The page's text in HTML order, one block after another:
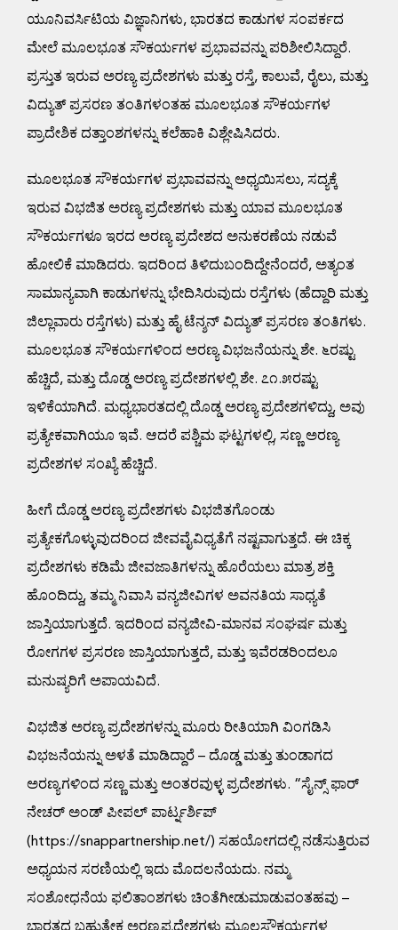
ಯೂನಿವರ್ಸಿಟಿಯ ವಿಜ್ಞಾನಿಗಳು, ಭಾರತದ ಕಾಡುಗಳ ಸಂಪರ್ಕದ
ಮೇಲೆ ಮೂಲಭೂತ ಸೌಕರ್ಯಗಳ ಪ್ರಭಾವವನ್ನು ಪರಿಶೀಲಿಸಿದ್ದಾರೆ.
ಪ್ರಸ್ತುತ ಇರುವ ಅರಣ್ಯ ಪ್ರದೇಶಗಳು ಮತ್ತು ರಸ್ತೆ, ಕಾಲುವೆ, ರೈಲು, ಮತ್ತು
ವಿದ್ಯುತ್ ಪ್ರಸರಣ ತಂತಿಗಳಂತಹ ಮೂಲಭೂತ ಸೌಕರ್ಯಗಳ
ಪ್ರಾದೇಶಿಕ ದತ್ತಾಂಶಗಳನ್ನು ಕಲೆಹಾಕಿ ವಿಶ್ಲೇಷಿಸಿದರು.
ಮೂಲಭೂತ ಸೌಕರ್ಯಗಳ ಪ್ರಭಾವವನ್ನು ಅಧ್ಯಯಿಸಲು, ಸದ್ಯಕ್ಕೆ
ಇರುವ ವಿಭಜಿತ ಅರಣ್ಯ ಪ್ರದೇಶಗಳು ಮತ್ತು ಯಾವ ಮೂಲಭೂತ
ಸೌಕರ್ಯಗಳೂ ಇರದ ಅರಣ್ಯ ಪ್ರದೇಶದ ಅನುಕರಣೆಯ ನಡುವೆ
ಹೋಲಿಕೆ ಮಾಡಿದರು. ಇದರಿಂದ ತಿಳಿದುಬಂದಿದ್ದೇನೆಂದರೆ, ಅತ್ಯಂತ
ಸಾಮಾನ್ಯವಾಗಿ ಕಾಡುಗಳನ್ನು ಭೇದಿಸಿರುವುದು ರಸ್ತೆಗಳು (ಹೆದ್ದಾರಿ ಮತ್ತು
ಜಿಲ್ಲಾವಾರು ರಸ್ತೆಗಳು) ಮತ್ತು ಹೈ ಟೆನ್ಶನ್ ವಿದ್ಯುತ್ ಪ್ರಸರಣ ತಂತಿಗಳು.
ಮೂಲಭೂತ ಸೌಕರ್ಯಗಳಿಂದ ಅರಣ್ಯ ವಿಭಜನೆಯನ್ನು ಶೇ. ೬ರಷ್ಟು
ಹೆಚ್ಚಿದೆ, ಮತ್ತು ದೊಡ್ಡ ಅರಣ್ಯ ಪ್ರದೇಶಗಳಲ್ಲಿ ಶೇ. ೭೧.೫ರಷ್ಟು
ಇಳಿಕೆಯಾಗಿದೆ. ಮಧ್ಯಭಾರತದಲ್ಲಿ ದೊಡ್ಡ ಅರಣ್ಯ ಪ್ರದೇಶಗಳಿದ್ದು, ಅವು
ಪ್ರತ್ಯೇಕವಾಗಿಯೂ ಇವೆ. ಆದರೆ ಪಶ್ಚಿಮ ಘಟ್ಟಗಳಲ್ಲಿ, ಸಣ್ಣ ಅರಣ್ಯ
ಪ್ರದೇಶಗಳ ಸಂಖ್ಯೆ ಹೆಚ್ಚಿದೆ.
ಹೀಗೆ ದೊಡ್ಡ ಅರಣ್ಯ ಪ್ರದೇಶಗಳು ವಿಭಜಿತಗೊಂಡು
ಪ್ರತ್ಯೇಕಗೊಳ್ಳುವುದರಿಂದ ಜೀವವೈವಿಧ್ಯತೆಗೆ ನಷ್ಟವಾಗುತ್ತದೆ. ಈ ಚಿಕ್ಕ
ಪ್ರದೇಶಗಳು ಕಡಿಮೆ ಜೀವಜಾತಿಗಳನ್ನು ಹೊರೆಯಲು ಮಾತ್ರ ಶಕ್ತಿ
ಹೊಂದಿದ್ದು, ತಮ್ಮ ನಿವಾಸಿ ವನ್ಯಜೀವಿಗಳ ಅವನತಿಯ ಸಾಧ್ಯತೆ
ಜಾಸ್ತಿಯಾಗುತ್ತದೆ. ಇದರಿಂದ ವನ್ಯಜೀವಿ-ಮಾನವ ಸಂಘರ್ಷ ಮತ್ತು
ರೋಗಗಳ ಪ್ರಸರಣ ಜಾಸ್ತಿಯಾಗುತ್ತದೆ, ಮತ್ತು ಇವೆರಡರಿಂದಲೂ
ಮನುಷ್ಯರಿಗೆ ಅಪಾಯವಿದೆ.
ವಿಭಜಿತ ಅರಣ್ಯ ಪ್ರದೇಶಗಳನ್ನು ಮೂರು ರೀತಿಯಾಗಿ ವಿಂಗಡಿಸಿ
ವಿಭಜನೆಯನ್ನು ಅಳತೆ ಮಾಡಿದ್ದಾರೆ – ದೊಡ್ಡ ಮತ್ತು ತುಂಡಾಗದ
ಅರಣ್ಯಗಳಿಂದ ಸಣ್ಣ ಮತ್ತು ಅಂತರವುಳ್ಳ ಪ್ರದೇಶಗಳು. “ಸೈನ್ಸ್ ಫಾರ್
ನೇಚರ್ ಅಂಡ್ ಪೀಪಲ್ ಪಾರ್ಟ್ನರ್ಶಿಪ್
(https://snappartnership.net/) ಸಹಯೋಗದಲ್ಲಿ ನಡೆಸುತ್ತಿರುವ
ಅಧ್ಯಯನ ಸರಣಿಯಲ್ಲಿ ಇದು ಮೊದಲನೆಯದು. ನಮ್ಮ
ಸಂಶೋಧನೆಯ ಫಲಿತಾಂಶಗಳು ಚಿಂತೆಗೀಡುಮಾಡುವಂತಹವು –